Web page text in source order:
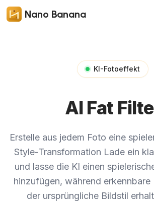
Nano Banana
KI-Fotoeffekt
AI Fat
Erstelle aus jedem Foto eine
Style-Transformation Lade ein
und lasse die KI einen
hinzufügen, während erkennbare
der ursprüngliche Bildstil